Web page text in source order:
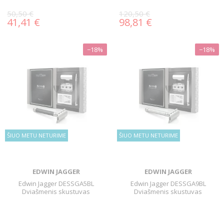
50,50 €
41,41 €
120,50 €
98,81 €
ŠIUO METU NETURIME
−18%
EDWIN JAGGER
Edwin Jagger DESSGA5BL
Dviašmenis skustuvas
ŠIUO METU NETURIME
−18%
EDWIN JAGGER
Edwin Jagger DESSGA9BL
Dviašmenis skustuvas